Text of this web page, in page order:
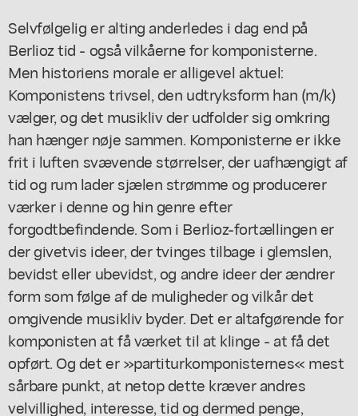
Selvfølgelig er alting anderledes i dag end på
Berlioz tid - også vilkåerne for komponisterne.
Men historiens morale er alligevel aktuel:
Komponistens trivsel, den udtryksform han (m/k)
vælger, og det musikliv der udfolder sig omkring
han hænger nøje sammen. Komponisterne er ikke
frit i luften svævende størrelser, der uafhængigt af
tid og rum lader sjælen strømme og producerer
værker i denne og hin genre efter
forgodtbefindende. Som i Berlioz-fortællingen er
der givetvis ideer, der tvinges tilbage i glemslen,
bevidst eller ubevidst, og andre ideer der ændrer
form som følge af de muligheder og vilkår det
omgivende musikliv byder. Det er altafgørende for
komponisten at få værket til at klinge - at få det
opført. Og det er »partiturkomponisternes« mest
sårbare punkt, at netop dette kræver andres
velvillighed, interesse, tid og dermed penge,